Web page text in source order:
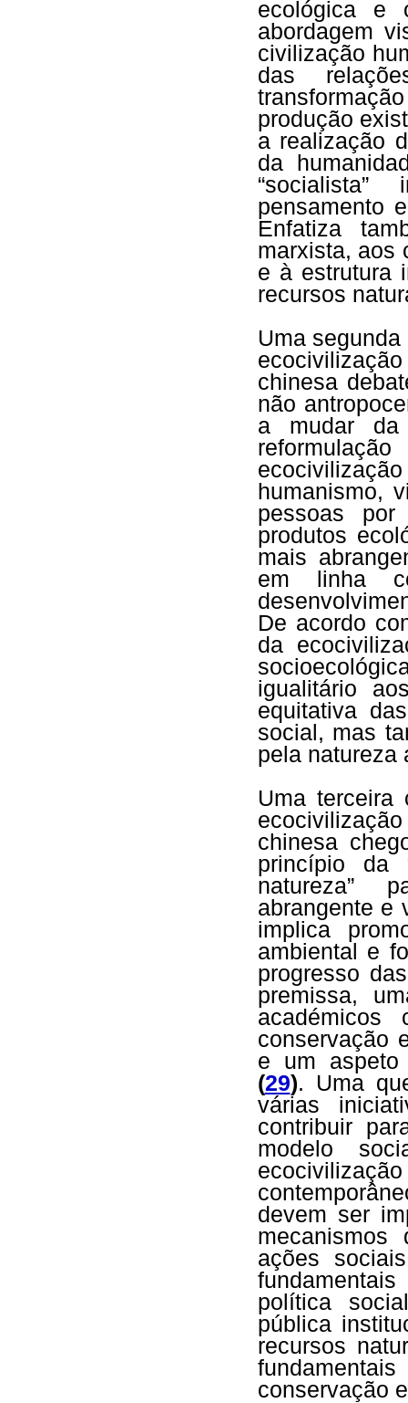
ecológica e
abordagem
civilização
das
produção
a realização
da
pensamento
Enfatiza
marxista, aos
e à estrutura
recursos
Uma
chinesa
não
a mudar da
humanismo,
pessoas
produtos
mais
em linha
De acordo
da
igualitário
equitativa
social, mas
pela natureza
Uma terceira
chinesa
princípio da
natureza”
abrangente e
implica
ambiental e
progresso
premissa,
conservação
e um aspeto
(29). Uma
várias
contribuir
modelo
devem ser
ações
política
pública
recursos
conservação